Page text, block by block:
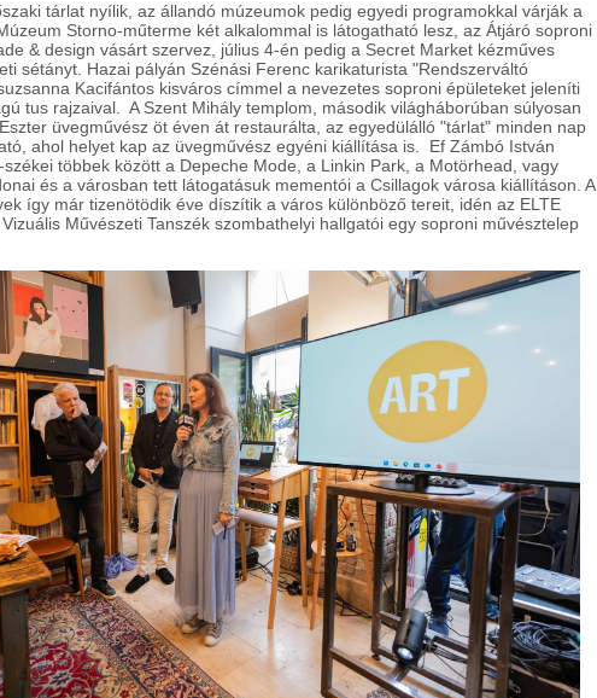
tárlat nyílik, az állandó múzeumok pedig egyedi programokkal várják a
Storno-műterme két alkalommal is látogatható lesz, az Átjáró soproni
& design vásárt szervez, július 4-én pedig a Secret Market kézműves
sétányt. Hazai pályán Szénási Ferenc karikaturista "Rendszerváltó
Kacifántos kisváros címmel a nevezetes soproni épületeket jeleníti
tus rajzaival. A Szent Mihály templom, második világháborúban súlyosan
üvegművész öt éven át restaurálta, az egyedülálló "tárlat" minden nap
ahol helyet kap az üvegművész egyéni kiállítása is. Ef Zámbó István
többek között a Depeche Mode, a Linkin Park, a Motörhead, vagy
és a városban tett látogatásuk mementói a Csillagok városa kiállításon. A
így már tizenötödik éve díszítik a város különböző tereit, idén az ELTE
Művészeti Tanszék szombathelyi hallgatói egy soproni művésztelep